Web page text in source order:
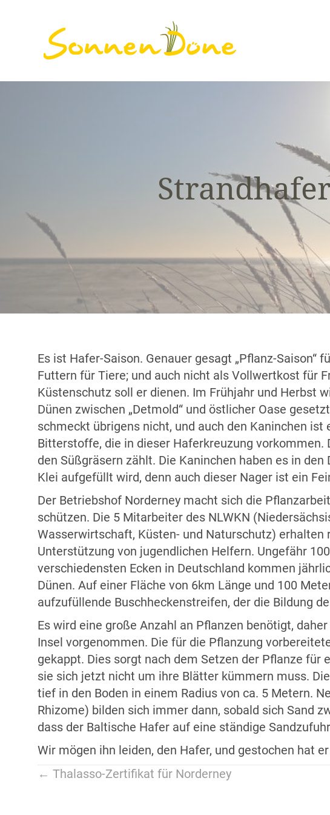
Es ist Hafer-Saison. Genauer gesagt „Pflanz-Saison“
Futtern für Tiere; und auch nicht als Vollwertkost für
Küstenschutz soll er dienen. Im Frühjahr und Herbst
Dünen zwischen „Detmold“ und östlicher Oase
schmeckt übrigens nicht, und auch den Kaninchen ist
Bitterstoffe, die in dieser Haferkreuzung vorkommen.
den Süßgräsern zählt. Die Kaninchen haben es in den
Klei aufgefüllt wird, denn auch dieser Nager ist ein
Der Betriebshof Norderney macht sich die
schützen. Die 5 Mitarbeiter des NLWKN
Wasserwirtschaft, Küsten- und Naturschutz)
Unterstützung von jugendlichen Helfern. Ungefähr
verschiedensten Ecken in Deutschland kommen
Dünen. Auf einer Fläche von 6km Länge und 100
aufzufüllende Buschheckenstreifen, der die Bildung
Es wird eine große Anzahl an Pflanzen benötigt,
Insel vorgenommen. Die für die Pflanzung
gekappt. Dies sorgt nach dem Setzen der Pflanze für
sie sich jetzt nicht um ihre Blätter kümmern muss.
tief in den Boden in einem Radius von ca. 5 Metern.
Rhizome) bilden sich immer dann, sobald sich Sand
dass der Baltische Hafer auf eine ständige
Wir mögen ihn leiden, den Hafer, und gestochen hat
Beitragsnavigation
← Thalasso-Zertifikat für Norderney